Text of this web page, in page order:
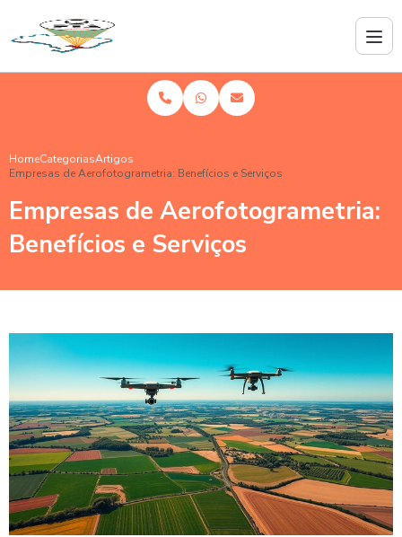
HomeCategoriasArtigos
Empresas de Aerofotogrametria: Benefícios e Serviços
Empresas de Aerofotogrametria:
Benefícios e Serviços